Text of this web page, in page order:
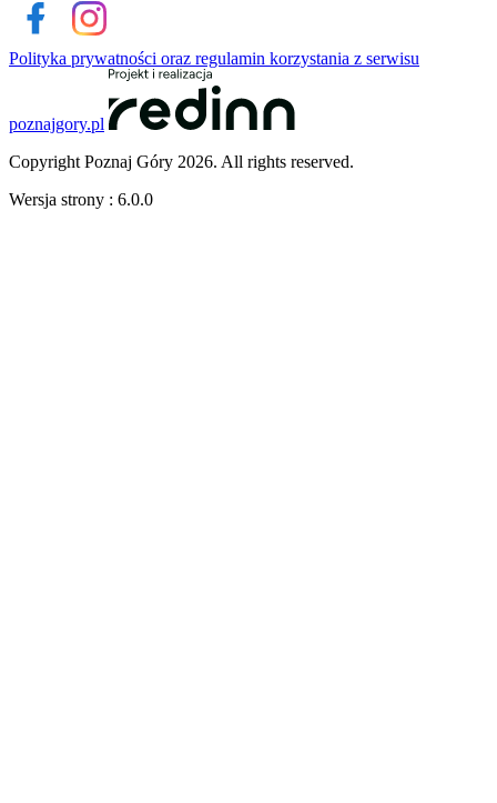
Polityka prywatności oraz regulamin korzystania z serwisu
poznajgory.pl
Copyright Poznaj Góry 2026. All rights reserved.
Wersja strony : 6.0.0